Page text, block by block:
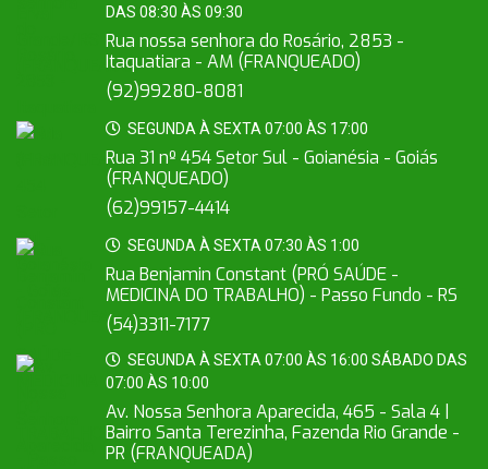
DAS 08:30 ÀS 09:30
Rua nossa senhora do Rosário, 2853 -
Itaquatiara - AM (FRANQUEADO)
(92)99280-8081
SEGUNDA À SEXTA 07:00 ÀS 17:00
Rua 31 nº 454 Setor Sul - Goianésia - Goiás
(FRANQUEADO)
(62)99157-4414
SEGUNDA À SEXTA 07:30 ÀS 1:00
Rua Benjamin Constant (PRÓ SAÚDE -
MEDICINA DO TRABALHO) - Passo Fundo - RS
(54)3311-7177
SEGUNDA À SEXTA 07:00 ÀS 16:00 SÁBADO DAS
07:00 ÀS 10:00
Av. Nossa Senhora Aparecida, 465 - Sala 4 |
Bairro Santa Terezinha, Fazenda Rio Grande -
PR (FRANQUEADA)